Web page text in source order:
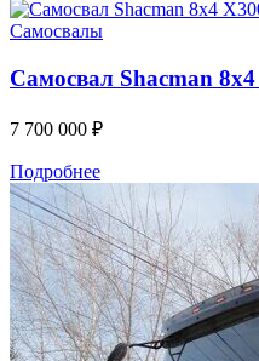
Самосвалы
Самосвал Shacman
7 700 000 ₽
Подробнее